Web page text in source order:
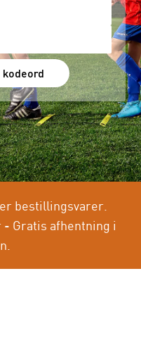
kodeord
bestillingsvarer.
Gratis afhentning i